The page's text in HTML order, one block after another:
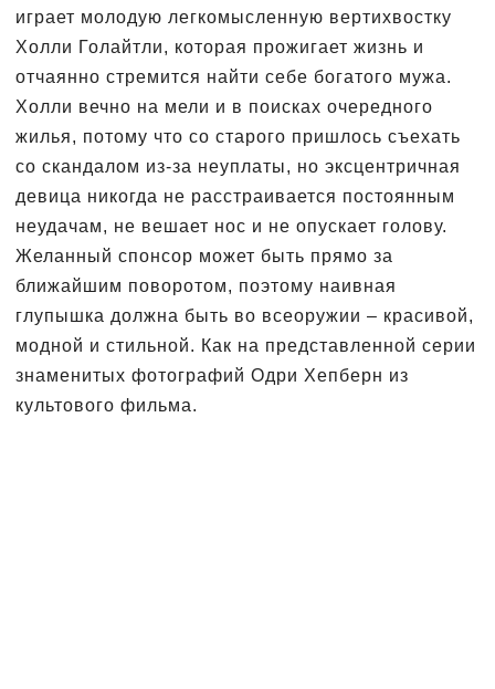
играет молодую легкомысленную вертихвостку
Холли Голайтли, которая прожигает жизнь и
отчаянно стремится найти себе богатого мужа.
Холли вечно на мели и в поисках очередного
жилья, потому что со старого пришлось съехать
со скандалом из-за неуплаты, но эксцентричная
девица никогда не расстраивается постоянным
неудачам, не вешает нос и не опускает голову.
Желанный спонсор может быть прямо за
ближайшим поворотом, поэтому наивная
глупышка должна быть во всеоружии – красивой,
модной и стильной. Как на представленной серии
знаменитых фотографий Одри Хепберн из
культового фильма.